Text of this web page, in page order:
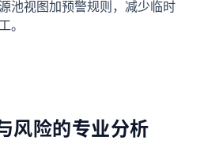
池视图加预警规则，减少临时
。
风险的专业分析